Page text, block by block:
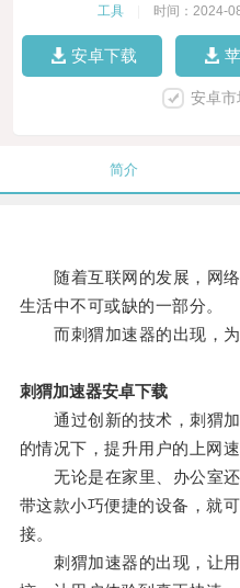
工具 时间：2024-
安卓下载
安卓
简介
随着互联网的发展，网络
生活中不可或缺的一部分。
而刺猬加速器的出现，为
刺猬加速器安卓下载
通过创新的技术，刺猬加
的情况下，提升用户的上网
无论是在家里、办公室还
带这款小巧便捷的设备，就
接。
刺猬加速器的出现，让用